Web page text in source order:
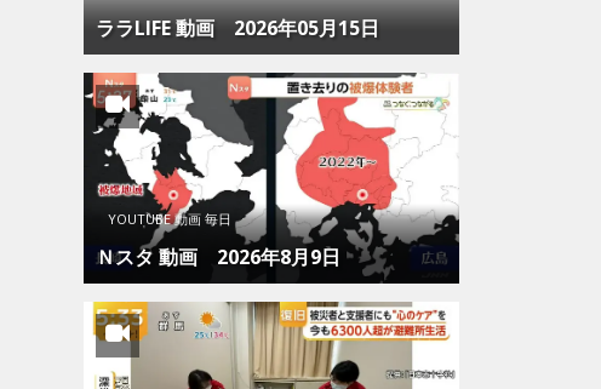
ララLIFE 動画 2026年05月15日
YOUTUBE 動画 毎日
Ｎスタ 動画 2026年8月9日